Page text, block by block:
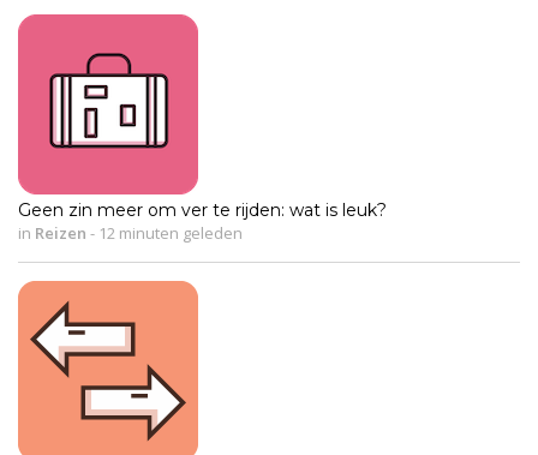
Geen zin meer om ver te rijden: wat is leuk?
in Reizen - 12 minuten geleden